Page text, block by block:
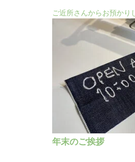
ご近所さんからお預かり
年末のご挨拶